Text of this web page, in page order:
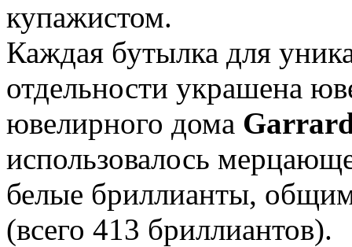
купажистом.
Каждая бутылка для
отдельности украшена
ювелирного дома
использовалось
белые бриллианты,
(всего 413 бриллиантов).